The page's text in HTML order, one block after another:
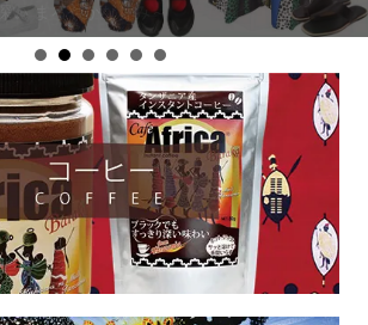
い まろやかな甘み～